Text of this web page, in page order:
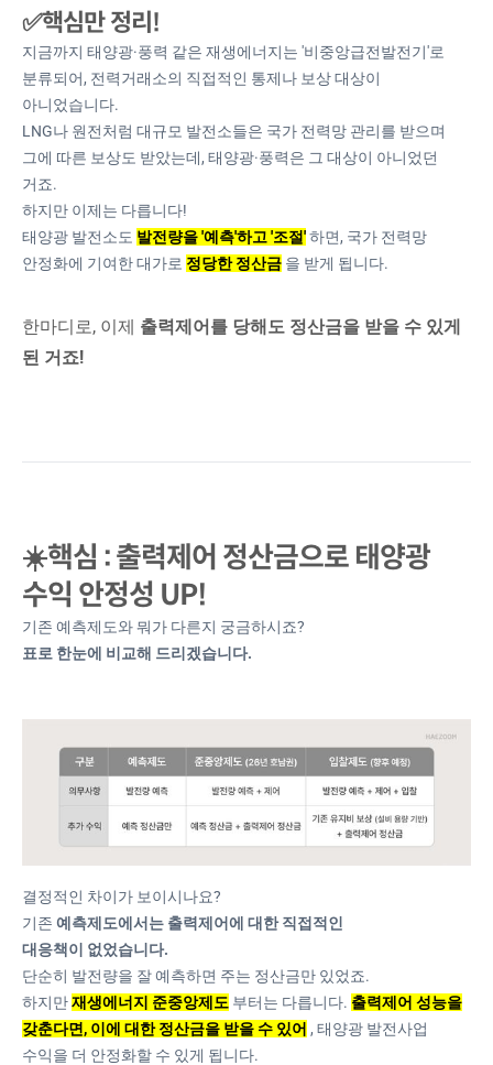
✅핵심만 정리!
지금까지 태양광·풍력 같은 재생에너지는 '비중앙급전발전기'로
분류되어, 전력거래소의 직접적인 통제나 보상 대상이
아니었습니다.
LNG나 원전처럼 대규모 발전소들은 국가 전력망 관리를 받으며
그에 따른 보상도 받았는데, 태양광·풍력은 그 대상이 아니었던
거죠.
하지만 이제는 다릅니다!
태양광 발전소도 발전량을 '예측'하고 '조절'하면, 국가 전력망
안정화에 기여한 대가로 정당한 정산금 을 받게 됩니다.
한마디로, 이제 출력제어를 당해도 정산금을 받을 수 있게
된 거죠!
☀️핵심 : 출력제어 정산금으로 태양광
수익 안정성 UP!
기존 예측제도와 뭐가 다른지 궁금하시죠?
표로 한눈에 비교해 드리겠습니다.
결정적인 차이가 보이시나요?
기존 예측제도에서는 출력제어에 대한 직접적인
대응책이 없었습니다.
단순히 발전량을 잘 예측하면 주는 정산금만 있었죠.
하지만재생에너지 준중앙제도 부터는 다릅니다. 출력제어 성능을
갖춘다면, 이에 대한 정산금을 받을 수 있어 , 태양광 발전사업
수익을 더 안정화할 수 있게 됩니다.